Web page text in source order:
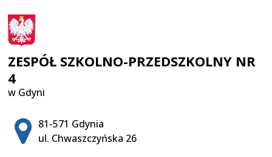
ZESPÓŁ SZKOLNO-PRZEDSZKOLNY NR
4
w Gdyni
Adres pocztowy:
81-571 Gdynia
ul. Chwaszczyńska 26